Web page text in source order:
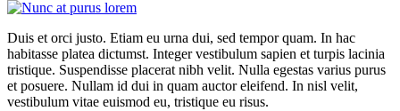
Duis et orci justo. Etiam eu urna dui, sed tempor quam. In hac
habitasse platea dictumst. Integer vestibulum sapien et turpis lacinia
tristique. Suspendisse placerat nibh velit. Nulla egestas varius purus
et posuere. Nullam id dui in quam auctor eleifend. In nisl velit,
vestibulum vitae euismod eu, tristique eu risus.